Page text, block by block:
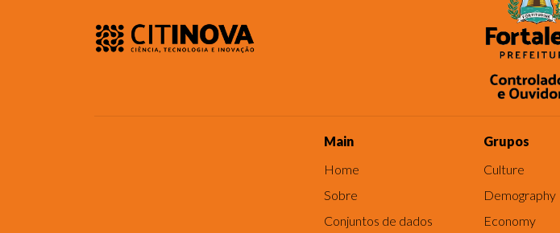
Main
Home
Sobre
Conjuntos de dados
Grupos
Culture
Demography
Economy